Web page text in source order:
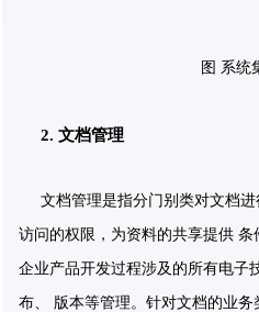
图 系统
2. 文档管理
文档管理是指分门别类对文档
访问的权限，为资料的共享提供
企业产品开发过程涉及的所有电子
布、 版本等管理。针对文档的业务